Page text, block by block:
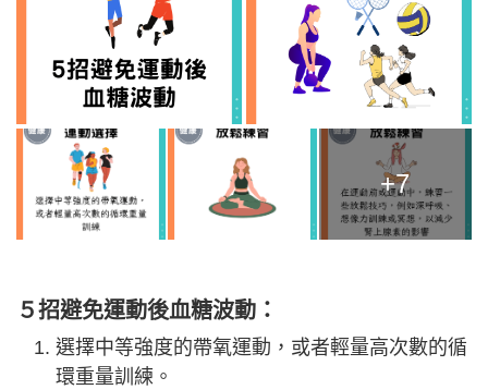
+7
５招避免運動後血糖波動：
選擇中等強度的帶氧運動，或者輕量高次數的循
環重量訓練。